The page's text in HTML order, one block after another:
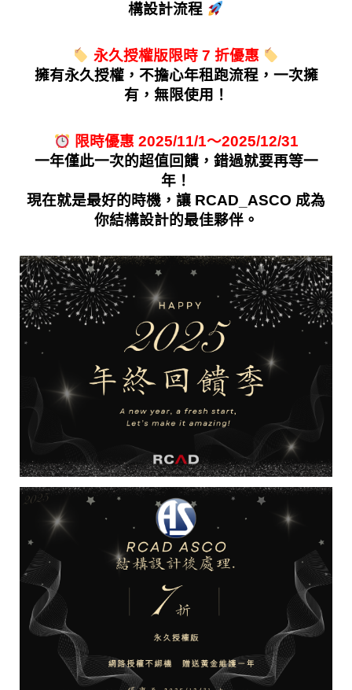
構設計流程
永久授權版限時 7 折優惠
擁有永久授權，不擔心年租跑流程，一次擁
有，無限使用！
限時優惠 2025/11/1～2025/12/31
一年僅此一次的超值回饋，錯過就要再等一
年！
現在就是最好的時機，讓 RCAD_ASCO 成為
你結構設計的最佳夥伴。